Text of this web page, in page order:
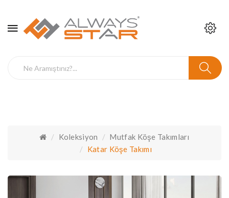
Koleksiyon
Mutfak Köşe Takımları
Katar Köşe Takımı